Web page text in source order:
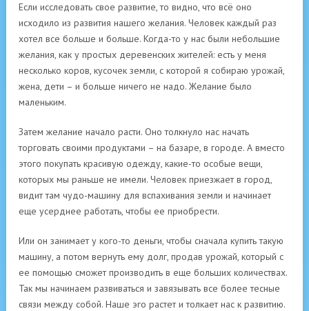
Если исследовать свое развитие, то видно, что всё оно
исходило из развития нашего желания. Человек каждый раз
хотел все больше и больше. Когда-то у нас были небольшие
желания, как у простых деревенских жителей: есть у меня
несколько коров, кусочек земли, с которой я собираю урожай,
жена, дети – и больше ничего не надо. Желание было
маленьким.
Затем желание начало расти. Оно толкнуло нас начать
торговать своими продуктами – на базаре, в городе. А вместо
этого покупать красивую одежду, какие-то особые вещи,
которых мы раньше не имели. Человек приезжает в город,
видит там чудо-машину для вспахивания земли и начинает
еще усерднее работать, чтобы ее приобрести.
Или он занимает у кого-то деньги, чтобы сначала купить такую
машину, а потом вернуть ему долг, продав урожай, который с
ее помощью сможет производить в еще больших количествах.
Так мы начинаем развиваться и завязывать все более тесные
связи между собой. Наше эго растет и толкает нас к развитию.